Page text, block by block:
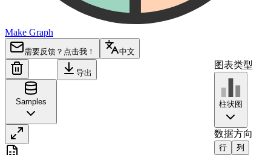
Make Graph
需要反馈？点击我！ 中文
Samples
导出
图表类型
柱状图
数据方向
行 列